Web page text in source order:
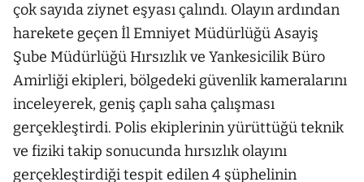
çok sayıda ziynet eşyası çalındı. Olayın ardından
harekete geçen İl Emniyet Müdürlüğü Asayiş
Şube Müdürlüğü Hırsızlık ve Yankesicilik Büro
Amirliği ekipleri, bölgedeki güvenlik kameralarını
inceleyerek, geniş çaplı saha çalışması
gerçekleştirdi. Polis ekiplerinin yürüttüğü teknik
ve fiziki takip sonucunda hırsızlık olayını
gerçekleştirdiği tespit edilen 4 şüphelinin